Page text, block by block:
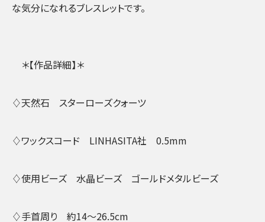
な気分になれるブレスレットです。
＊【作品詳細】＊
♢天然石 スターローズクォーツ
♢ワックスコード LINHASITA社 0.5mm
♢使用ビーズ 水晶ビーズ ゴールドメタルビーズ
♢手首周り 約14〜26.5cm